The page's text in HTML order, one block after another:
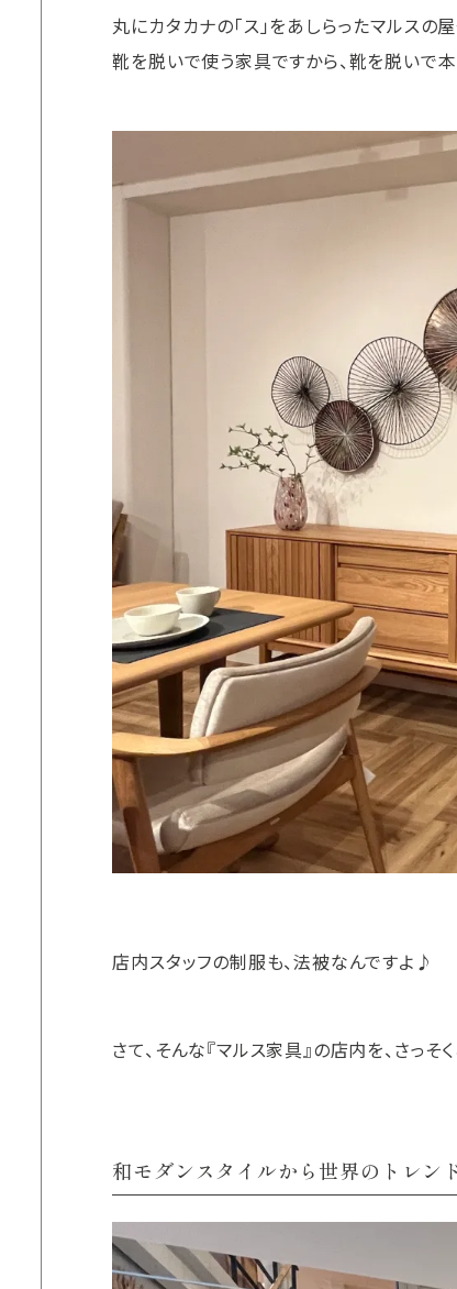
丸にカタカナの「ス」をあしらったマルスの
靴を脱いで使う家具ですから、靴を脱いで
店内スタッフの制服も、法被なんですよ♪
さて、そんな『マルス家具』の店内を、さっそ
和モダンスタイルから世界のトレン